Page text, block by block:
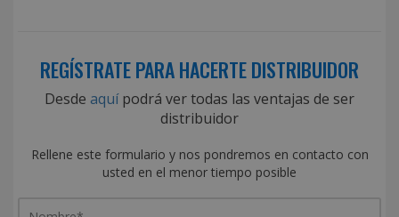
REGÍSTRATE PARA HACERTE DISTRIBUIDOR
Desde aquípodrá ver todas las ventajas de ser
distribuidor
Rellene este formulario y nos pondremos en contacto con
usted en el menor tiempo posible